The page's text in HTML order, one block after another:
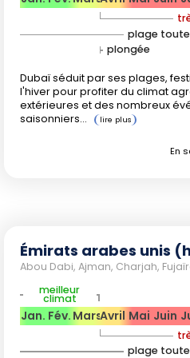
Climat et saisons
Le climat est dominé par deux
Saison fraîche
de 18 à 28 °C, air sec,
toutes les activités
souvent supérieures à
humidité élevée, pluies
ou du Jebel Jais bénéficient
et d'un air plus sec lors
amateurs de randonnée et de
Conseils pratiques
plage
plongée
Dubaï séduit par ses plages,
l'hiver pour profiter du climat
extérieures et des nombreux
saisonniers...
Émirats arabes unis
meilleur
climat
Jan. Fév. MarsAvril Mai Juin
plage